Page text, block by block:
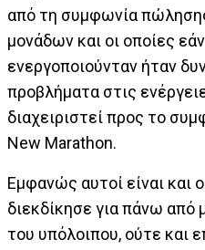
από τη συμφωνία
μονάδων και οι οποίες
ενεργοποιούνταν ήταν
προβλήματα στις
διαχειριστεί προς το
New Marathon.
Εμφανώς αυτοί είναι και
διεκδίκησε για πάνω από
του υπόλοιπου, ούτε και